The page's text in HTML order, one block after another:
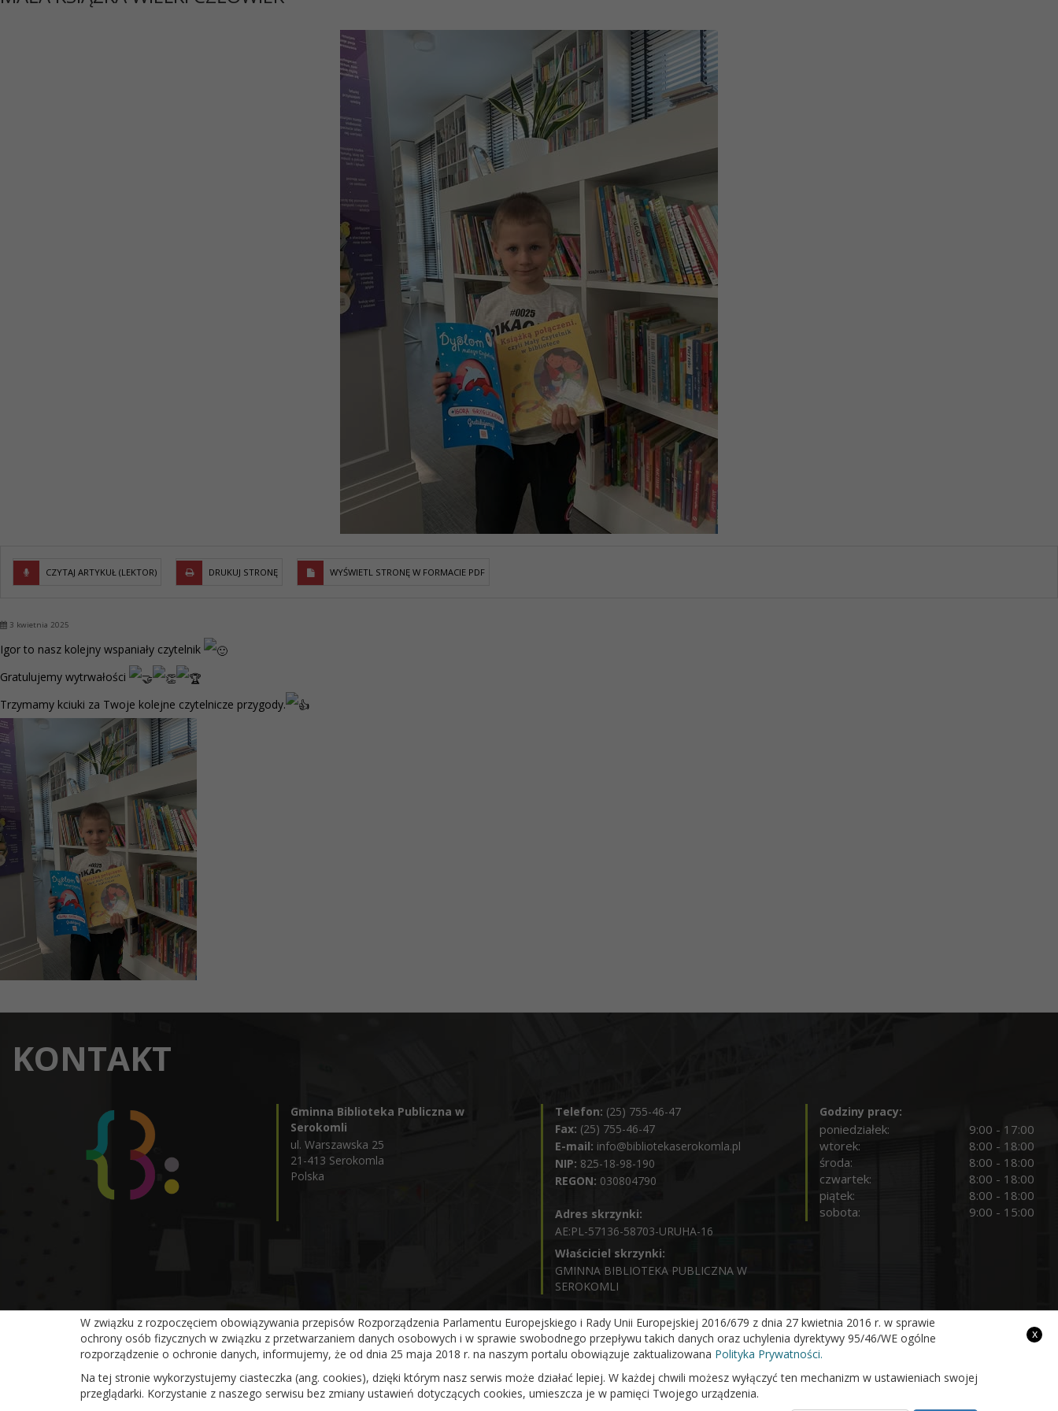
CZYTAJ ARTYKUŁ (LEKTOR) DRUKUJ STRONĘ WYŚWIETL STRONĘ W FORMACIE PDF
3 kwietnia 2025
Igor to nasz kolejny wspaniały czytelnik
Gratulujemy wytrwałości
Trzymamy kciuki za Twoje kolejne czytelnicze przygody.
KONTAKT
Gminna Biblioteka Publiczna w
Serokomli
ul. Warszawska 25
21-413 Serokomla
Polska
Telefon: (25) 755-46-47
Fax: (25) 755-46-47
E-mail: info@bibliotekaserokomla.pl
NIP: 825-18-98-190
REGON: 030804790
Adres skrzynki:
AE:PL-57136-58703-URUHA-16
Właściciel skrzynki:
GMINNA BIBLIOTEKA PUBLICZNA W
SEROKOMLI
Godziny pracy:
poniedziałek:
9:00 - 17:00
wtorek:
8:00 - 18:00
środa:
8:00 - 18:00
czwartek:
8:00 - 18:00
piątek:
8:00 - 18:00
sobota:
9:00 - 15:00
Gminna Biblioteka Publiczna w Serokomli Projekt i wykonanie x
W związku z rozpoczęciem obowiązywania przepisów Rozporządzenia Parlamentu Europejskiego i Rady Unii Europejskiej 2016/679 z dnia 27 kwietnia 2016 r. w sprawie
ochrony osób fizycznych w związku z przetwarzaniem danych osobowych i w sprawie swobodnego przepływu takich danych oraz uchylenia dyrektywy 95/46/WE ogólne
rozporządzenie o ochronie danych, informujemy, że od dnia 25 maja 2018 r. na naszym portalu obowiązuje zaktualizowana Polityka Prywatności.
Na tej stronie wykorzystujemy ciasteczka (ang. cookies), dzięki którym nasz serwis może działać lepiej. W każdej chwili możesz wyłączyć ten mechanizm w ustawieniach swojej
przeglądarki. Korzystanie z naszego serwisu bez zmiany ustawień dotyczących cookies, umieszcza je w pamięci Twojego urządzenia.